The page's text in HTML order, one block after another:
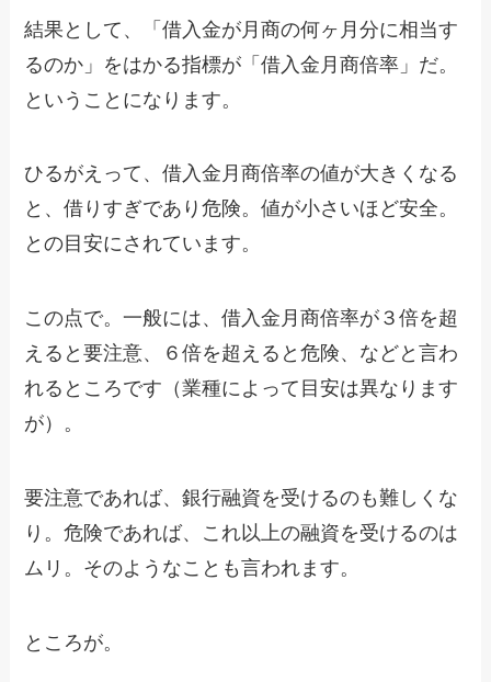
結果として、「借入金が月商の何ヶ月分に相当す
るのか」をはかる指標が「借入金月商倍率」だ。
ということになります。
ひるがえって、借入金月商倍率の値が大きくなる
と、借りすぎであり危険。値が小さいほど安全。
との目安にされています。
この点で。一般には、借入金月商倍率が３倍を超
えると要注意、６倍を超えると危険、などと言わ
れるところです（業種によって目安は異なります
が）。
要注意であれば、銀行融資を受けるのも難しくな
り。危険であれば、これ以上の融資を受けるのは
ムリ。そのようなことも言われます。
ところが。